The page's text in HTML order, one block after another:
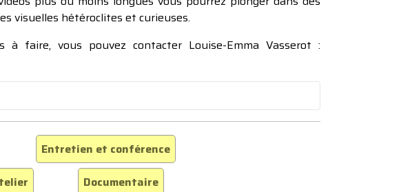
visuelles hétéroclites et curieuses.
faire, vous pouvez contacter Louise-Emma Vasserot :
Entretien et conférence
Documentaire